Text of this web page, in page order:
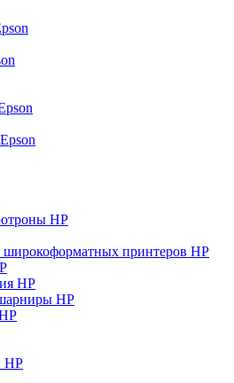
HP
широкоформатных принтеров HP
HP
HP
HP